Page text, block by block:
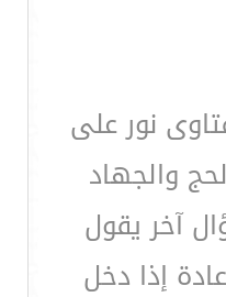
نور على
والجهاد
آخر يقول
إذا دخل